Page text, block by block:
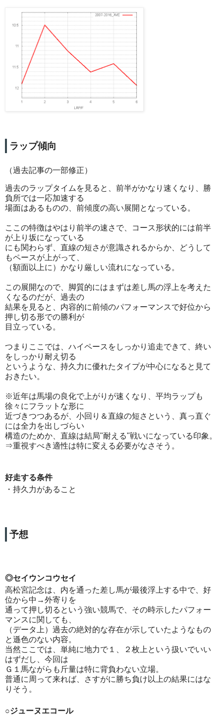
ラップ傾向
（過去記事の一部修正）
過去のラップタイムを見ると、前半がかなり速くなり、勝
負所では一応加速する
場面はあるものの、前傾度の高い展開となっている。
ここの特徴はやはり前半の速さで、コース形状的には前半
が上り坂になっている
にも関わらず、直線の短さが意識されるからか、どうして
もペースが上がって、
（額面以上に）かなり厳しい流れになっている。
この展開なので、脚質的にはまずは差し馬の浮上を考えた
くなるのだが、過去の
結果を見ると、内容的に前傾のパフォーマンスで好位から
押し切る形での勝利が
目立っている。
つまりここでは、ハイペースをしっかり追走できて、終い
をしっかり耐え切る
というような、持久力に優れたタイプが中心になると見て
おきたい。
※近年は馬場の良化で上がりが速くなり、平均ラップも
徐々にフラットな形に
近づきつつあるが、小回り＆直線の短さという、真っ直ぐ
には全力を出しづらい
構造のためか、直線は結局"耐える"戦いになっている印象。
⇒重視すべき適性は特に変える必要がなさそう。
好走する条件
・持久力があること
予想
◎セイウンコウセイ
高松宮記念は、内を通った差し馬が最後浮上する中で、好
位から中→外寄りを
通って押し切るという強い競馬で、その時示したパフォー
マンスに関しても、
（データ上）過去の絶対的な存在が示していたようなもの
と遜色のない内容。
当然ここでは、単純に地力で１、２枚上という扱いでいい
はずだし、今回は
Ｇ１馬ながらも斤量は特に背負わない立場。
普通に周って来れば、さすがに勝ち負け以上の結果にはな
りそう。
○ジューヌエコール